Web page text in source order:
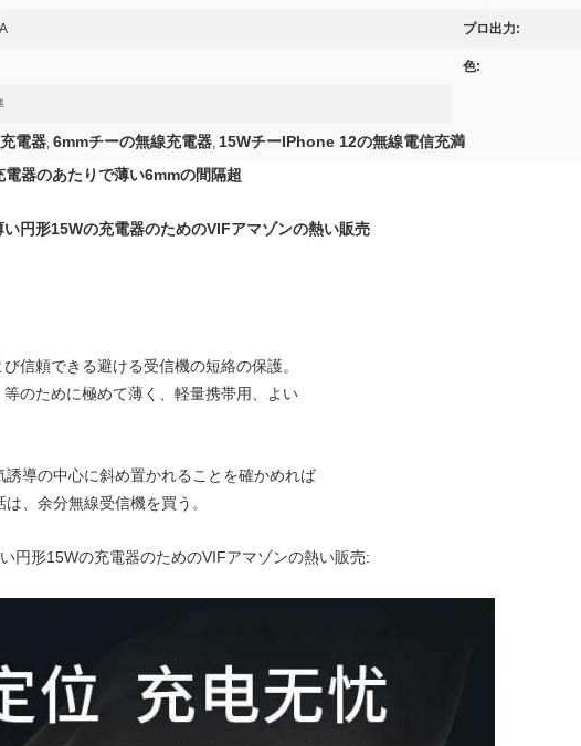
プロ出力:
色:
電器, 6mmチーの無線充電器, 15WチーIPhone 12の無線電信充満
器のあたりで薄い6mmの間隔超
円形15Wの充電器のためのVIFアマゾンの熱い販売
信頼できる避ける受信機の短絡の保護。
のために極めて薄く、軽量携帯用、よい
導の中心に斜め置かれることを確かめれば
、余分無線受信機を買う。
円形15Wの充電器のためのVIFアマゾンの熱い販売: